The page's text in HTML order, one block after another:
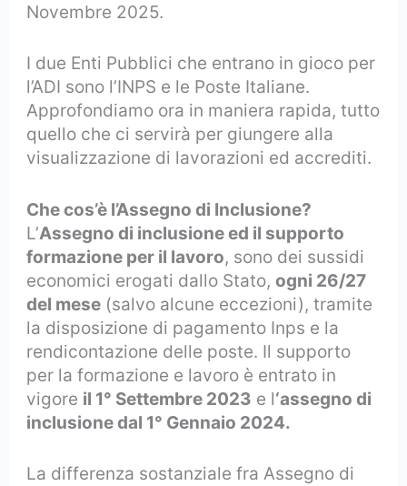
Novembre 2025.
I due Enti Pubblici che entrano in gioco per
l’ADI sono l’INPS e le Poste Italiane.
Approfondiamo ora in maniera rapida, tutto
quello che ci servirà per giungere alla
visualizzazione di lavorazioni ed accrediti.
Che cos’è l’Assegno di Inclusione?
L’Assegno di inclusione ed il supporto
formazione per il lavoro, sono dei sussidi
economici erogati dallo Stato,ogni 26/27
del mese (salvo alcune eccezioni), tramite
la disposizione di pagamento Inps e la
rendicontazione delle poste. Il supporto
per la formazione e lavoro è entrato in
vigore il 1° Settembre 2023 e l‘assegno di
inclusione dal 1° Gennaio 2024.
La differenza sostanziale fra Assegno di